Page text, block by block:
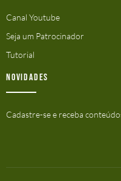
Canal Youtube
Seja um Patrocinador
Tutorial
Novidades
Cadastre-se e receba